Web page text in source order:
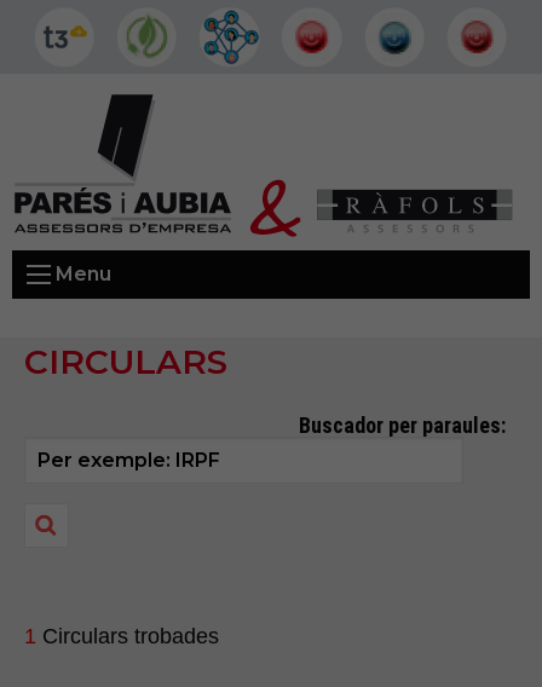
Menu
CIRCULARS
Buscador per paraules:
1 Circulars trobades